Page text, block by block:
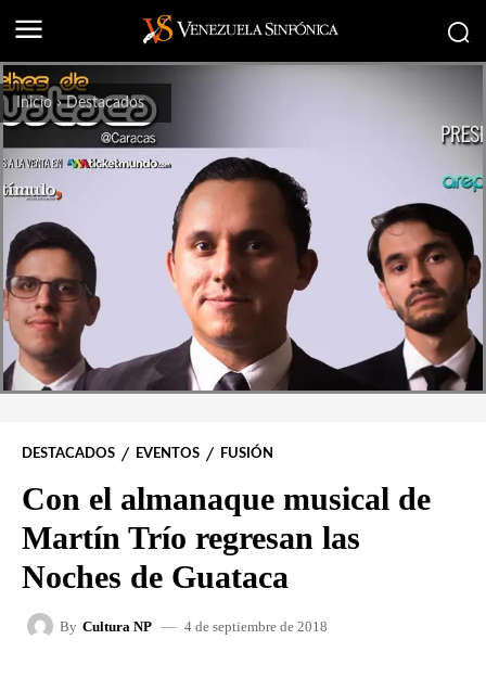
Inicio Destacados
DESTACADOS EVENTOS FUSIÓN
Con el almanaque musical de
Martín Trío regresan las
Noches de Guataca
By Cultura NP 4 de septiembre de 2018